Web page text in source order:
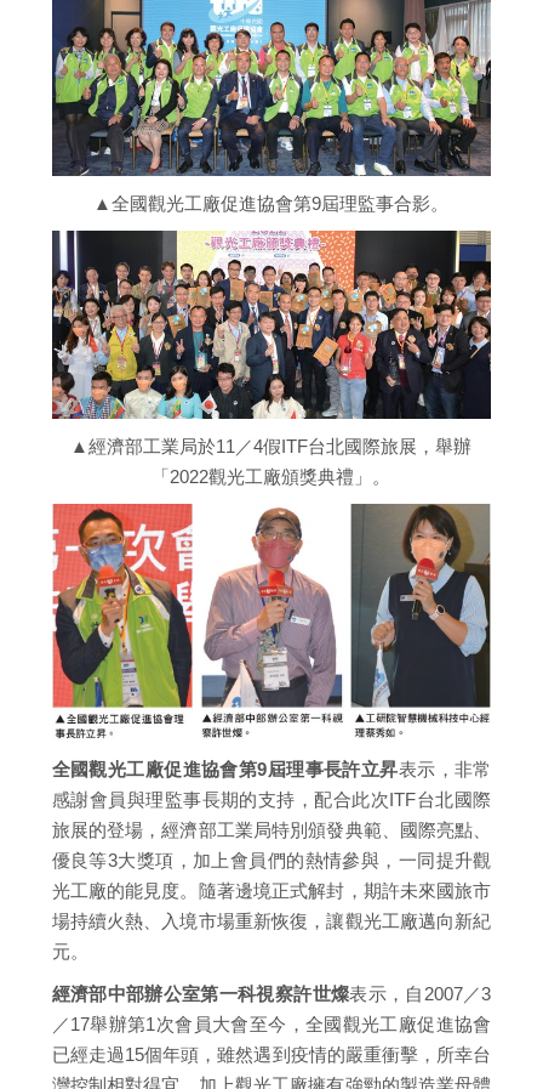
▲全國觀光工廠促進協會第9屆理監事合影。
▲經濟部工業局於11／4假ITF台北國際旅展，舉辦
「2022觀光工廠頒獎典禮」。
全國觀光工廠促進協會第9屆理事長許立昇表示，非常
感謝會員與理監事長期的支持，配合此次ITF台北國際
旅展的登場，經濟部工業局特別頒發典範、國際亮點、
優良等3大獎項，加上會員們的熱情參與，一同提升觀
光工廠的能見度。隨著邊境正式解封，期許未來國旅市
場持續火熱、入境市場重新恢復，讓觀光工廠邁向新紀
元。
經濟部中部辦公室第一科視察許世燦表示，自2007／3
／17舉辦第1次會員大會至今，全國觀光工廠促進協會
已經走過15個年頭，雖然遇到疫情的嚴重衝擊，所幸台
灣控制相對得宜，加上觀光工廠擁有強勁的製造業母體